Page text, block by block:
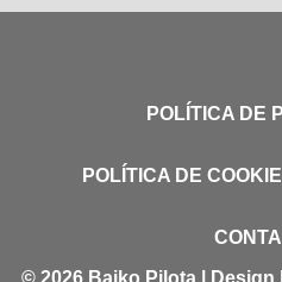
POLÍTICA DE
POLÍTICA DE
© 2026 Baiko Pilota | Design